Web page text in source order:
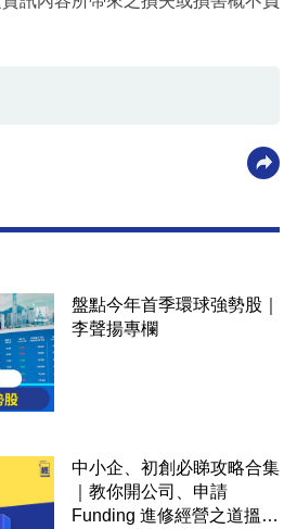
盤點今年首季環球強勢股｜
李聲揚專欄
中小企、初創必睇攻略合集
｜教你開公司、申請
Funding 進修經營之道搵大